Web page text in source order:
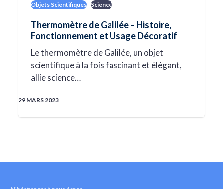
Objets Scientifiques Science
Thermomètre de Galilée – Histoire,
Fonctionnement et Usage Décoratif
Le thermomètre de Galilée, un objet
scientifique à la fois fascinant et élégant,
allie science…
29 MARS 2023